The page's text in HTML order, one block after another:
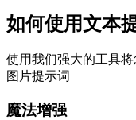
如何使用文本
使用我们强大的工具
图片提示词
魔法增强